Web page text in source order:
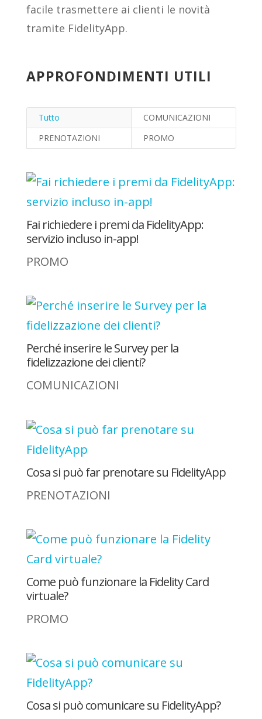
facile trasmettere ai clienti le novità
tramite FidelityApp.
APPROFONDIMENTI UTILI
Tutto
COMUNICAZIONI
PRENOTAZIONI
PROMO
Fai richiedere i premi da FidelityApp:
servizio incluso in-app!
PROMO
Perché inserire le Survey per la
fidelizzazione dei clienti?
COMUNICAZIONI
Cosa si può far prenotare su FidelityApp
PRENOTAZIONI
Come può funzionare la Fidelity Card
virtuale?
PROMO
Cosa si può comunicare su FidelityApp?